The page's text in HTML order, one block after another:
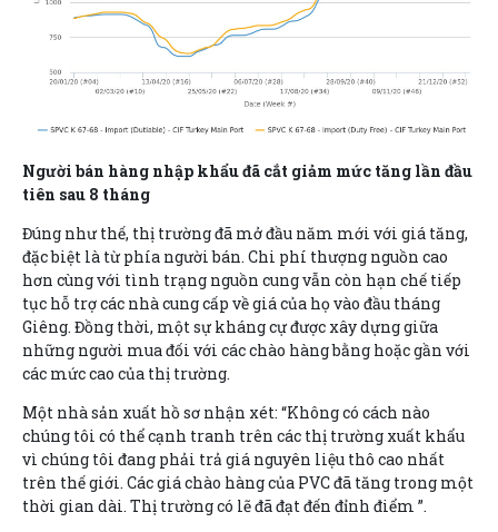
Người bán hàng nhập khẩu đã cắt giảm mức tăng lần đầu
tiên sau 8 tháng
Đúng như thế, thị trường đã mở đầu năm mới với giá tăng,
đặc biệt là từ phía người bán. Chi phí thượng nguồn cao
hơn cùng với tình trạng nguồn cung vẫn còn hạn chế tiếp
tục hỗ trợ các nhà cung cấp về giá của họ vào đầu tháng
Giêng. Đồng thời, một sự kháng cự được xây dựng giữa
những người mua đối với các chào hàng bằng hoặc gần với
các mức cao của thị trường.
Một nhà sản xuất hồ sơ nhận xét: “Không có cách nào
chúng tôi có thể cạnh tranh trên các thị trường xuất khẩu
vì chúng tôi đang phải trả giá nguyên liệu thô cao nhất
trên thế giới. Các giá chào hàng của PVC đã tăng trong một
thời gian dài. Thị trường có lẽ đã đạt đến đỉnh điểm ”.